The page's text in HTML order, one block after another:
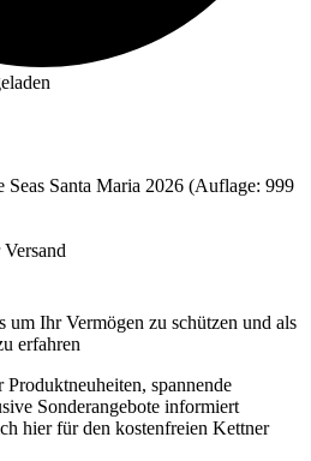
Seas Santa Maria 2026 (Auflage: 999
um Ihr Vermögen zu schützen und als
erfahren
spannende
Sonderangebote informiert
hier für den kostenfreien Kettner